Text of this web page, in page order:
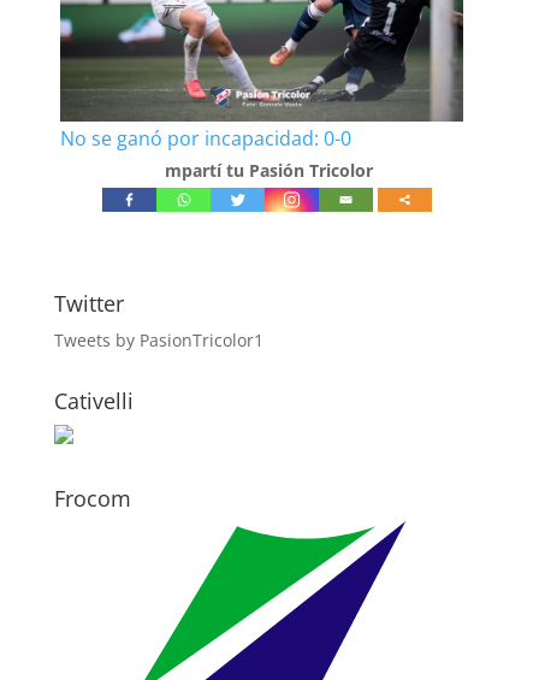
No se ganó por incapacidad: 0-0
mpartí tu Pasión Tricolor
Twitter
Tweets by PasionTricolor1
Cativelli
Frocom